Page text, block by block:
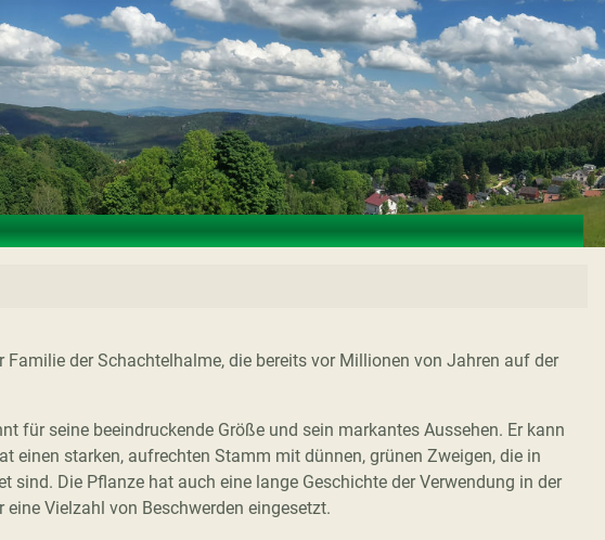
der Schachtelhalme, die bereits vor Millionen von Jahren auf der
für seine beeindruckende Größe und sein markantes Aussehen. Er kann
einen starken, aufrechten Stamm mit dünnen, grünen Zweigen, die in
sind. Die Pflanze hat auch eine lange Geschichte der Verwendung in der
Vielzahl von Beschwerden eingesetzt.